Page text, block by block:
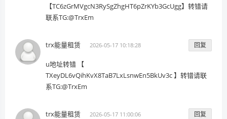
【TC6zGrMVgcN3RySgZhgHT6pZrKYb3GcUgg】转错请
联系TG:@TrxEm
trx能量租赁 2026-05-17 10:18:28 回复
u地址转错 【
TXeyDL6vQihKvX8TaB7LxLsnwEn5BkUv3c 】转错请联
系TG:@TrxEm
trx能量租赁 2026-05-17 11:00:06 回复